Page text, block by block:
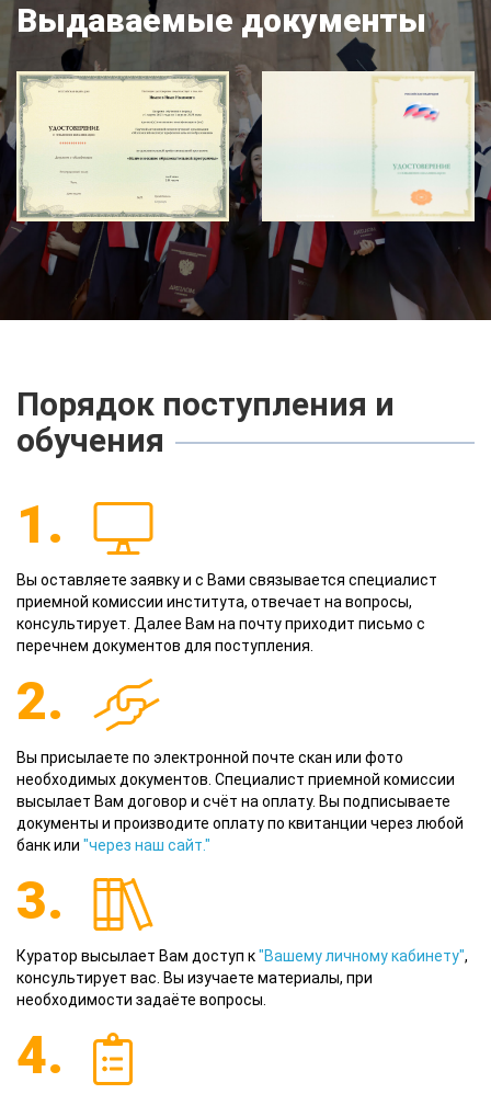
Выдаваемые документы
Порядок поступления и
обучения
1.
Вы оставляете заявку и с Вами связывается специалист
приемной комиссии института, отвечает на вопросы,
консультирует. Далее Вам на почту приходит письмо с
перечнем документов для поступления.
2.
Вы присылаете по электронной почте скан или фото
необходимых документов. Специалист приемной комиссии
высылает Вам договор и счёт на оплату. Вы подписываете
документы и производите оплату по квитанции через любой
банк или "через наш сайт."
3.
Куратор высылает Вам доступ к"Вашему личному кабинету",
консультирует вас. Вы изучаете материалы, при
необходимости задаёте вопросы.
4.